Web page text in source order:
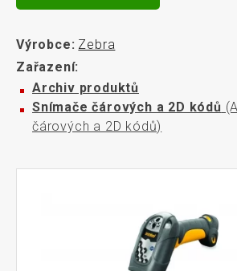
Výrobce: Zebra
Zařazení:
Archiv produktů
Snímače čárových a 2D kódů
čárových a 2D kódů)